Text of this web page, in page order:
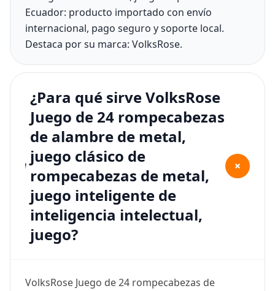
Ecuador: producto importado con envío
internacional, pago seguro y soporte local.
Destaca por su marca: VolksRose.
¿Para qué sirve VolksRose
Juego de 24 rompecabezas
de alambre de metal,
juego clásico de
rompecabezas de metal,
juego inteligente de
inteligencia intelectual,
juego?
+
VolksRose Juego de 24 rompecabezas de